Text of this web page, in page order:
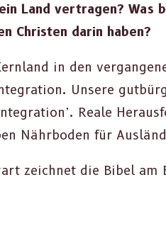
Land ver­tra­gen?
Chris­ten darin haben?
in den
Unsere
Reale
Nährbo­den für
zeich­net die Bibel